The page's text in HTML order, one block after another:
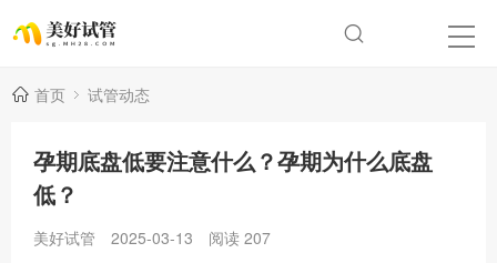
首页 试管动态
孕期底盘低要注意什么？孕期为什么底盘
低？
美好试管 2025-03-13 阅读 207